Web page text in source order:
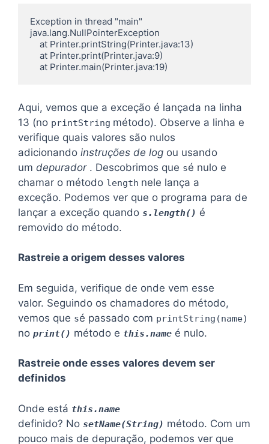
Exception in thread "main"
java.lang.NullPointerException
    at Printer.main(Printer.java:19)
Aqui, vemos que a exceção é lançada na linha
13 (no printString método). Observe a linha e
verifique quais valores são nulos
adicionando instruções de log ou usando
um depurador. Descobrimos que sé nulo e
chamar o método length nele lança a
exceção. Podemos ver que o programa para de
lançar a exceção quando s.length() é
removido do método.
Rastreie a origem desses valores
Em seguida, verifique de onde vem esse
valor. Seguindo os chamadores do método,
vemos que sé passado com printString(name)
no print() método e this.name é nulo.
Rastreie onde esses valores devem ser
definidos
Onde está this.name
definido? No setName(String) método. Com um
pouco mais de depuração, podemos ver que